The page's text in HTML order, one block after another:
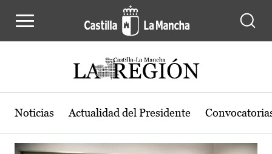
Actualidad de la región de Castilla-
Noticias Actualidad del Presidente